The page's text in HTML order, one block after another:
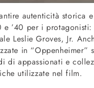
autenticità storica
e ’40 per i
Leslie Groves, Jr.
in “Oppenheimer”
di appassionati e
utilizzate nel film.